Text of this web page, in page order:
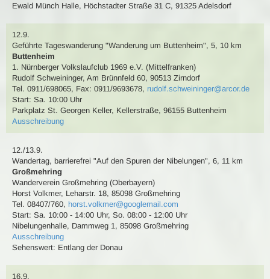
Ewald Münch Halle, Höchstadter Straße 31 C, 91325 Adelsdorf
12.9.
Geführte Tageswanderung "Wanderung um Buttenheim", 5, 10 km
Buttenheim
1. Nürnberger Volkslaufclub 1969 e.V. (Mittelfranken)
Rudolf Schweininger, Am Brünnfeld 60, 90513 Zirndorf
Tel. 0911/698065, Fax: 0911/9693678, rudolf.schweininger@arcor.de
Start: Sa. 10:00 Uhr
Parkplatz St. Georgen Keller, Kellerstraße, 96155 Buttenheim
Ausschreibung
12./13.9.
Wandertag, barrierefrei "Auf den Spuren der Nibelungen", 6, 11 km
Großmehring
Wanderverein Großmehring (Oberbayern)
Horst Volkmer, Leharstr. 18, 85098 Großmehring
Tel. 08407/760, horst.volkmer@googlemail.com
Start: Sa. 10:00 - 14:00 Uhr, So. 08:00 - 12:00 Uhr
Nibelungenhalle, Dammweg 1, 85098 Großmehring
Ausschreibung
Sehenswert: Entlang der Donau
16.9.